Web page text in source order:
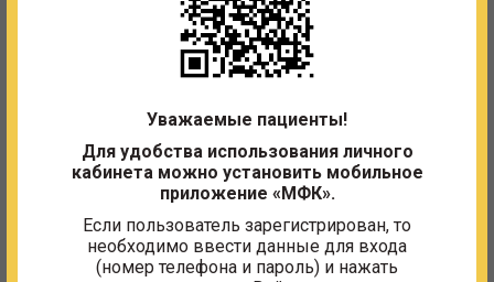
01 февраля 2026
посетила МЦ. Удивило, что в регистратуре работает
резкая и невнимательная сотрудница Оксана
Валерьевна. У меня сах. диабет и упал сахар в крови, на
просьбу проводить меня в буфет, так как нужно что-
нибудь съесть из-за того, что сахар упал, она ответила
отказом, а на вопрос - вы понимаете, что со мной может
быть, вы мед. работник, что мне делать? Она ответила
да, я ничем помочь не могу и оставила меня возле
Уважаемые пациенты!
Для удобства использования личного
кабинета можно установить мобильное
приложение «МФК».
Если пользователь зарегистрирован, то
необходимо ввести данные для входа
(номер телефона и пароль) и нажать